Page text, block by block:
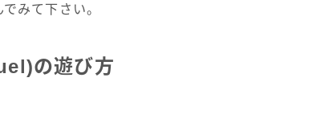
みて下さい。
の遊び方